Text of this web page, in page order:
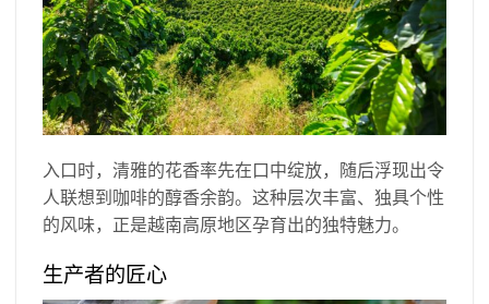
入口时，清雅的花香率先在口中绽放，随后浮现出令
人联想到咖啡的醇香余韵。这种层次丰富、独具个性
的风味，正是越南高原地区孕育出的独特魅力。
生产者的匠心